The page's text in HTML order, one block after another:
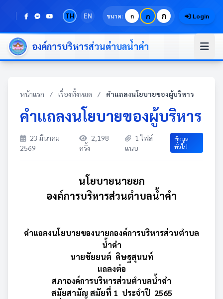
TH EN ขนาด: ก ก ก Login
องค์การบริหารส่วนตำบลน้ำคำ
หน้าแรก / เรื่องทั้งหมด / คำแถลงนโยบายของผู้บริหาร
คำแถลงนโยบายของผู้บริหาร
23 มีนาคม
2569
2,198
ครั้ง
1 ไฟล์
แนบ
ข้อมูล
ทั่วไป
นโยบายนายยก
องค์การบริหารส่วนตำบลน้ำคำ
คำแถลงนโยบายของนายกองค์การบริหารส่วนตำบล
น้ำคำ
นายชัยยนต์ ดิษฐสุนนท์
แถลงต่อ
สภาองค์การบริหารส่วนตำบลน้ำคำ
สมัยสามัญ สมัยที่ 1 ประจำปี 2565